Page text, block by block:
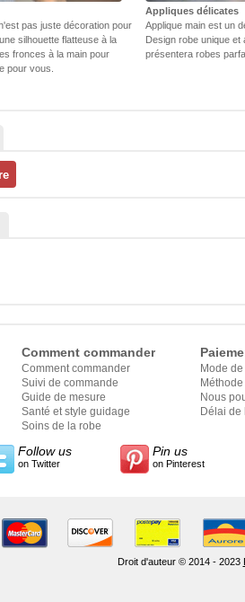
pas juste décoration pour
silhouette flatteuse à la
fronces à la main pour
pour vous.
Appliques délicates
Applique main est un
Design robe unique et
présentera robes
Comment commander
Comment commander
Suivi de commande
Guide de mesure
Santé et style guidage
Soins de la robe
Mode
Nous
Délai de
Follow us
on Twitter
Pin us
on Pinterest
Droit d'auteur © 2014 - 2023